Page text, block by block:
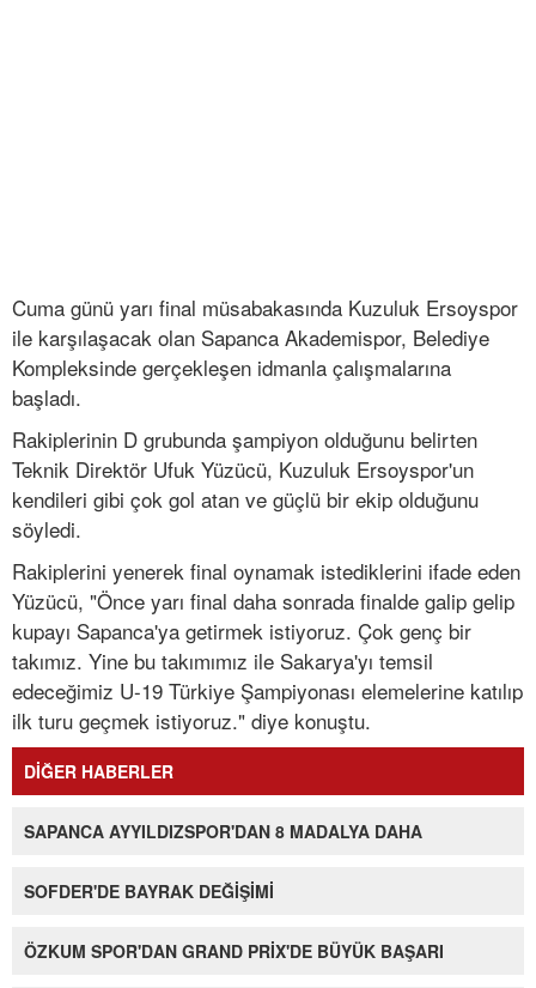
Cuma günü yarı final müsabakasında Kuzuluk Ersoyspor
ile karşılaşacak olan Sapanca Akademispor, Belediye
Kompleksinde gerçekleşen idmanla çalışmalarına
başladı.
Rakiplerinin D grubunda şampiyon olduğunu belirten
Teknik Direktör Ufuk Yüzücü, Kuzuluk Ersoyspor'un
kendileri gibi çok gol atan ve güçlü bir ekip olduğunu
söyledi.
Rakiplerini yenerek final oynamak istediklerini ifade eden
Yüzücü, "Önce yarı final daha sonrada finalde galip gelip
kupayı Sapanca'ya getirmek istiyoruz. Çok genç bir
takımız. Yine bu takımımız ile Sakarya'yı temsil
edeceğimiz U-19 Türkiye Şampiyonası elemelerine katılıp
ilk turu geçmek istiyoruz." diye konuştu.
DİĞER HABERLER
SAPANCA AYYILDIZSPOR'DAN 8 MADALYA DAHA
SOFDER'DE BAYRAK DEĞİŞİMİ
ÖZKUM SPOR'DAN GRAND PRİX'DE BÜYÜK BAŞARI